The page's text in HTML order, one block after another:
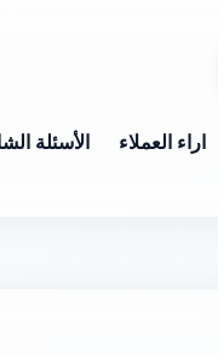
اراء العملاء الأسئلة